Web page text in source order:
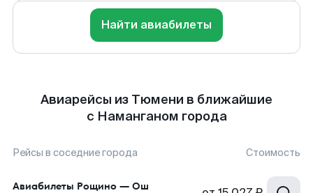
Найти авиабилеты
Авиарейсы из Тюмени в ближайшие
с Наманганом города
Рейсы в соседние города Стоимость
Авиабилеты Рощино — Ош